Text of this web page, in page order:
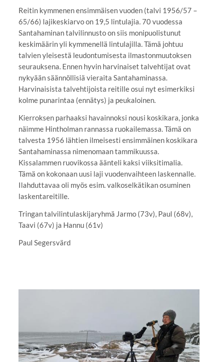
Reitin kymmenen ensimmäisen vuoden (talvi 1956/57 –
65/66) lajikeskiarvo on 19,5 lintulajia. 70 vuodessa
Santahaminan talvilinnusto on siis monipuolistunut
keskimäärin yli kymmenellä lintulajilla. Tämä johtuu
talvien yleisestä leudontumisesta ilmastonmuutoksen
seurauksena. Ennen hyvin harvinaiset talvehtijat ovat
nykyään säännöllisiä vieraita Santahaminassa.
Harvinaisista talvehtijoista reitille osui nyt esimerkiksi
kolme punarintaa (ennätys) ja peukaloinen.
Kierroksen parhaaksi havainnoksi nousi koskikara, jonka
näimme Hintholman rannassa ruokailemassa. Tämä on
talvesta 1956 lähtien ilmeisesti ensimmäinen koskikara
Santahaminassa nimenomaan tammikuussa.
Kissalammen ruovikossa äänteli kaksi viiksitimalia.
Tämä on kokonaan uusi laji vuodenvaihteen laskennalle.
Ilahduttavaa oli myös esim. valkoselkätikan osuminen
laskentareitille.
Tringan talvilintulaskijaryhmä Jarmo (73v), Paul (68v),
Taavi (67v) ja Hannu (61v)
Paul Segersvärd